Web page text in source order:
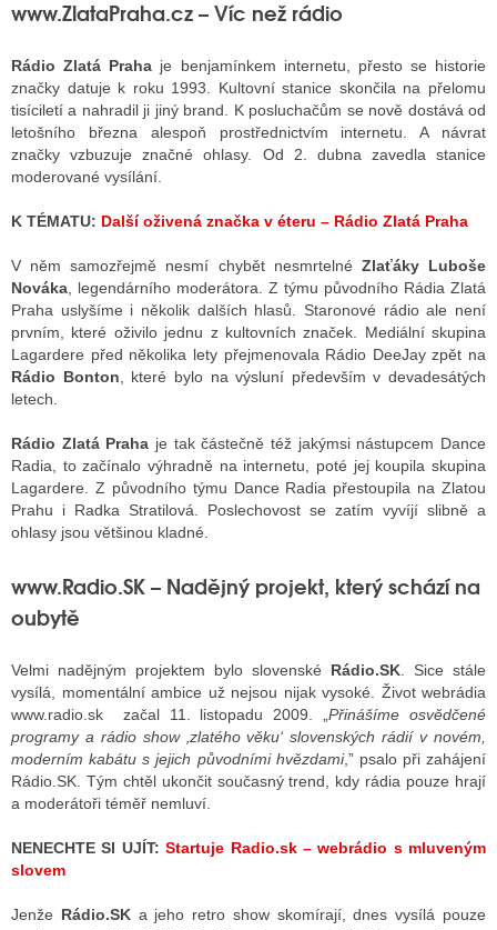
www.ZlataPraha.cz – Víc než rádio
Rádio Zlatá Praha je benjamínkem internetu, přesto se historie
značky datuje k roku 1993. Kultovní stanice skončila na přelomu
tisíciletí a nahradil ji jiný brand. K posluchačům se nově dostává od
letošního března alespoň prostřednictvím internetu. A návrat
značky vzbuzuje značné ohlasy. Od 2. dubna zavedla stanice
moderované vysílání.
K TÉMATU: Další oživená značka v éteru – Rádio Zlatá Praha
V něm samozřejmě nesmí chybět nesmrtelné Zlaťáky Luboše
Nováka , legendárního moderátora. Z týmu původního Rádia Zlatá
Praha uslyšíme i několik dalších hlasů. Staronové rádio ale není
prvním, které oživilo jednu z kultovních značek. Mediální skupina
Lagardere před několika lety přejmenovala Rádio DeeJay zpět na
Rádio Bonton , které bylo na výsluní především v devadesátých
letech.
Rádio Zlatá Praha je tak částečně též jakýmsi nástupcem Dance
Radia, to začínalo výhradně na internetu, poté jej koupila skupina
Lagardere. Z původního týmu Dance Radia přestoupila na Zlatou
Prahu i Radka Stratilová. Poslechovost se zatím vyvíjí slibně a
ohlasy jsou většinou kladné.
www.Radio.SK – Nadějný projekt, který schází na
oubytě
Velmi nadějným projektem bylo slovenské Rádio.SK . Sice stále
vysílá, momentální ambice už nejsou nijak vysoké. Život webrádia
www.radio.sk začal 11. listopadu 2009.
„Přinášíme osvědčené
programy a rádio show ‚zlatého věku‘ slovenských rádií v novém,
moderním kabátu s jejich původními hvězdami,” psalo při zahájení
Rádio.SK. Tým chtěl ukončit současný trend, kdy rádia pouze hrají
a moderátoři téměř nemluví.
NENECHTE SI UJÍT:Startuje Radio.sk – webrádio s mluveným
slovem
Jenže Rádio.SKa jeho retro show skomírají, dnes vysílá pouze